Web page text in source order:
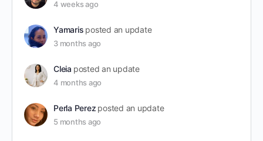
4 weeks ago
Yamaris posted an update
3 months ago
Cleia posted an update
4 months ago
Perla Perez posted an update
5 months ago